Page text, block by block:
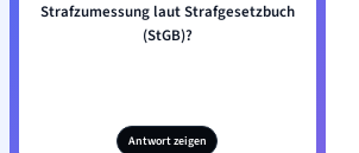
Strafzumessung laut Strafgesetzbuch
(StGB)?
Antwort zeigen